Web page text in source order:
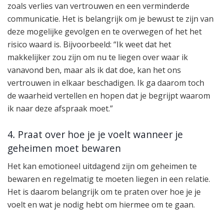
zoals verlies van vertrouwen en een verminderde
communicatie. Het is belangrijk om je bewust te zijn van
deze mogelijke gevolgen en te overwegen of het het
risico waard is. Bijvoorbeeld: “Ik weet dat het
makkelijker zou zijn om nu te liegen over waar ik
vanavond ben, maar als ik dat doe, kan het ons
vertrouwen in elkaar beschadigen. Ik ga daarom toch
de waarheid vertellen en hopen dat je begrijpt waarom
ik naar deze afspraak moet.”
4. Praat over hoe je je voelt wanneer je
geheimen moet bewaren
Het kan emotioneel uitdagend zijn om geheimen te
bewaren en regelmatig te moeten liegen in een relatie.
Het is daarom belangrijk om te praten over hoe je je
voelt en wat je nodig hebt om hiermee om te gaan.